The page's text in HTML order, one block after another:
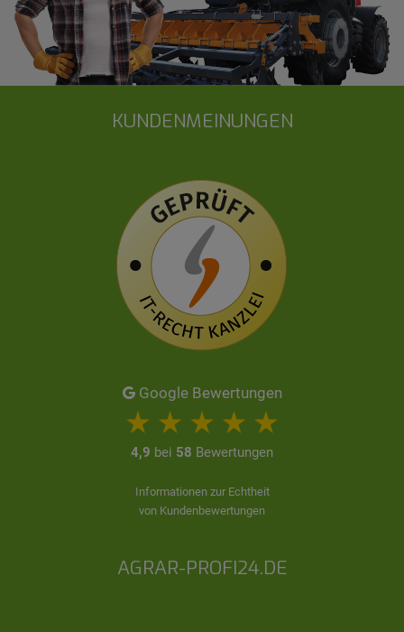
KUNDENMEINUNGEN
Google Bewertungen
4,9 bei 58 Bewertungen
Informationen zur Echtheit
von Kundenbewertungen
AGRAR-PROFI24.DE